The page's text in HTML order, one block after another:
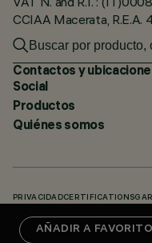
AÑADIR A
CCIAA Macerata, R.E.A.
Contactos y
Social
Productos
Quiénes somos
PRIVACIDADCERTIFICATIONS
KNOWLEDGE BASE (LOGIN